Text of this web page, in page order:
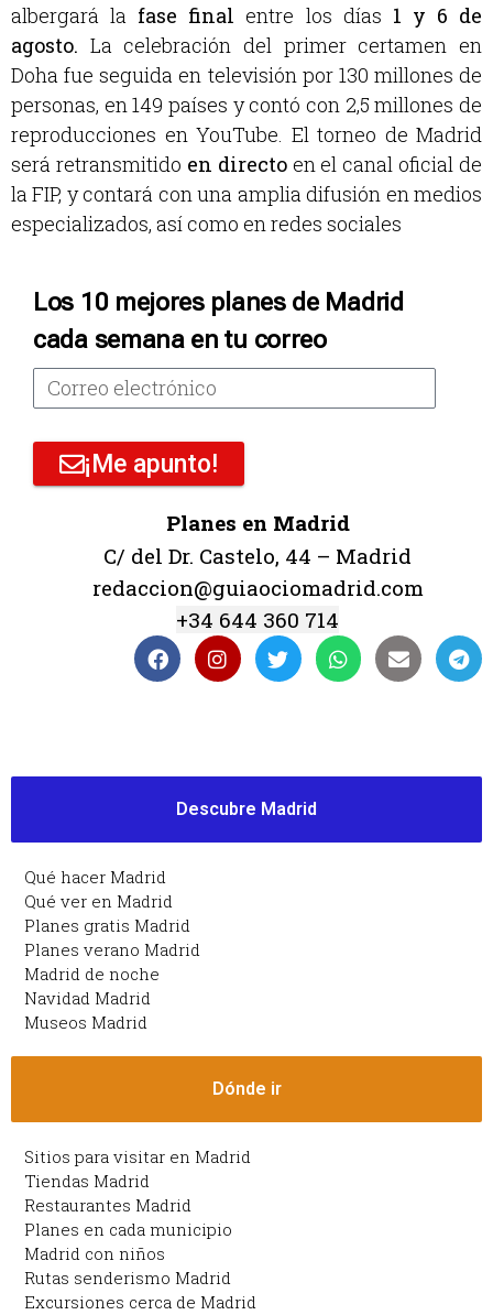
albergará la fase final entre los días 1 y 6 de
agosto. La celebración del primer certamen en
Doha fue seguida en televisión por 130 millones de
personas, en 149 países y contó con 2,5 millones de
reproducciones en YouTube. El torneo de Madrid
será retransmitido en directoen el canal oficial de
la FIP, y contará con una amplia difusión en medios
especializados, así como en redes sociales
Los 10 mejores planes de Madrid
cada semana en tu correo
¡Me apunto!
Planes en Madrid
C/ del Dr. Castelo, 44 – Madrid
redaccion@guiaociomadrid.com
+34 644 360 714
Descubre Madrid
Qué hacer Madrid
Qué ver en Madrid
Planes gratis Madrid
Planes verano Madrid
Madrid de noche
Navidad Madrid
Museos Madrid
Dónde ir
Sitios para visitar en Madrid
Tiendas Madrid
Restaurantes Madrid
Planes en cada municipio
Madrid con niños
Rutas senderismo Madrid
Excursiones cerca de Madrid